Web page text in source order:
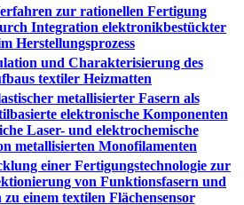
zur rationellen Fertigung
Integration elektronikbestückter
Herstellungsprozess
und Charakterisierung des
textiler Heizmatten
metallisierter Fasern als
elektronische Komponenten
Laser- und elektrochemische
metallisierten Monofilamenten
einer Fertigungstechnologie zur
von Funktionsfasern und
einem textilen Flächensensor